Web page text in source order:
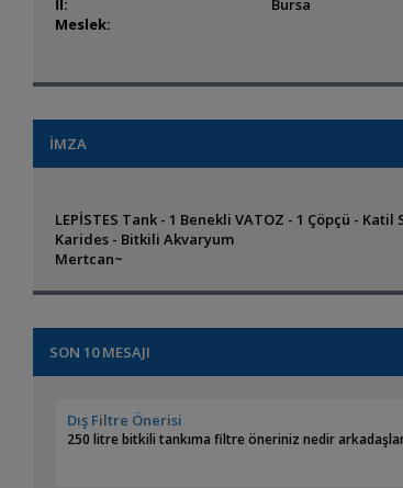
İl:
Bursa
Meslek:
İMZA
LEPİSTES Tank - 1 Benekli VATOZ - 1 Çöpçü - Katil
Karides - Bitkili Akvaryum
Mertcan~
SON 10 MESAJI
Dış Filtre Önerisi
250 litre bitkili tankıma filtre öneriniz nedir